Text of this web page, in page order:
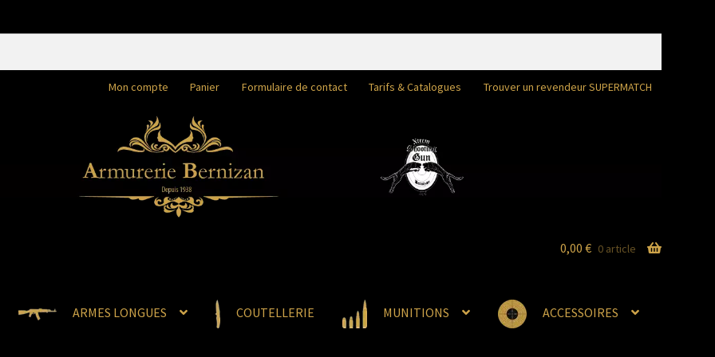
Mon compte Panier Formulaire de contact Tarifs & Catalogues Trouver un revendeur SUPERMATCH
ARMES LONGUES COUTELLERIE MUNITIONS ACCESSOIRES
0,00 € 0 article